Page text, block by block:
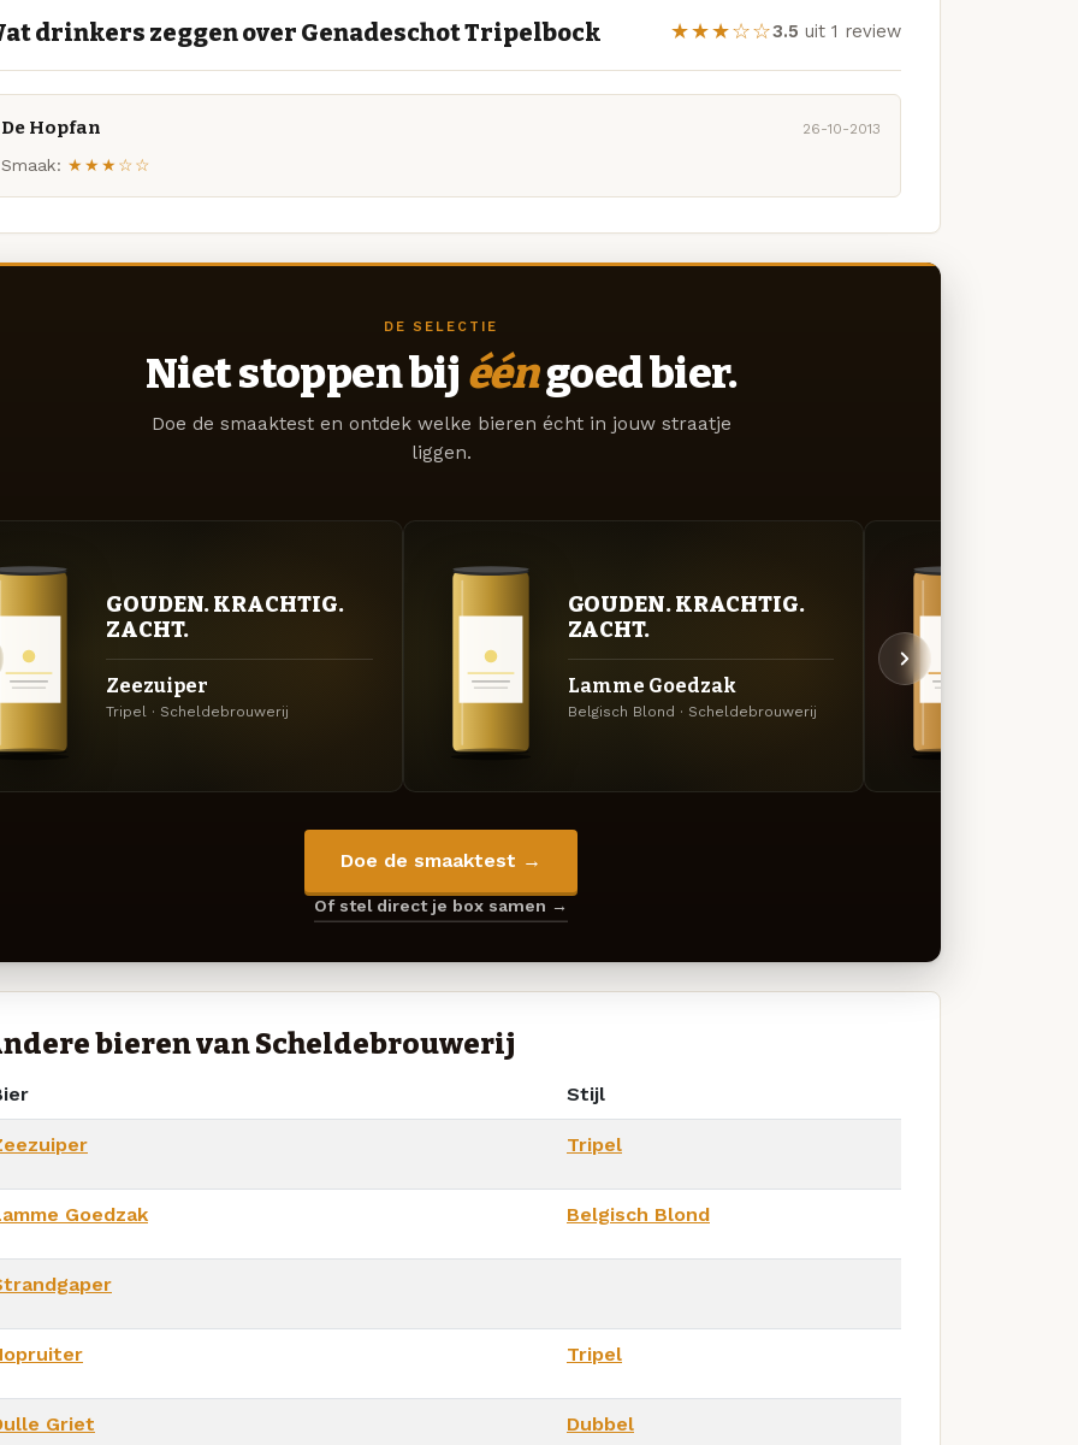
drinkers zeggen over Genadeschot Tripelbock ★★★☆☆3.5 uit 1 review
De Hopfan 26-10-2013
Smaak: ★★★☆☆
DE SELECTIE
Niet stoppen bij ééngoed bier.
Doe de smaaktest en ontdek welke bieren écht in jouw straatje
liggen.
GOUDEN. KRACHTIG.
ZACHT.
Zeezuiper
Tripel · Scheldebrouwerij
GOUDEN. KRACHTIG.
ZACHT.
Lamme Goedzak
Belgisch Blond · Scheldebrouwerij
Doe de smaaktest →
Of stel direct je box samen →
bieren van Scheldebrouwerij
Stijl
Tripel
Goedzak Belgisch Blond
Tripel
Griet Dubbel